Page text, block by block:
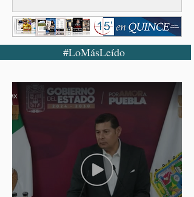
#LoMásLeído